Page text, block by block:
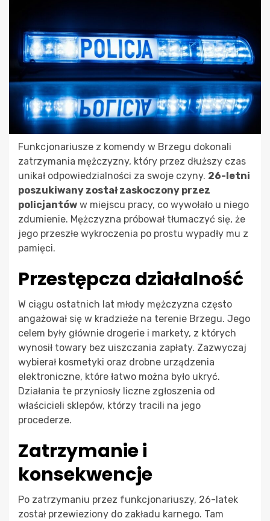
Funkcjonariusze z komendy w Brzegu dokonali
zatrzymania mężczyzny, który przez dłuższy czas
unikał odpowiedzialności za swoje czyny. 26-letni
poszukiwany został zaskoczony przez
policjantów w miejscu pracy, co wywołało u niego
zdumienie. Mężczyzna próbował tłumaczyć się, że
jego przeszłe wykroczenia po prostu wypadły mu z
pamięci.
Przestępcza działalność
W ciągu ostatnich lat młody mężczyzna często
angażował się w kradzieże na terenie Brzegu. Jego
celem były głównie drogerie i markety, z których
wynosił towary bez uiszczania zapłaty. Zazwyczaj
wybierał kosmetyki oraz drobne urządzenia
elektroniczne, które łatwo można było ukryć.
Działania te przyniosły liczne zgłoszenia od
właścicieli sklepów, którzy tracili na jego
procederze.
Zatrzymanie i
konsekwencje
Po zatrzymaniu przez funkcjonariuszy, 26-latek
został przewieziony do zakładu karnego. Tam